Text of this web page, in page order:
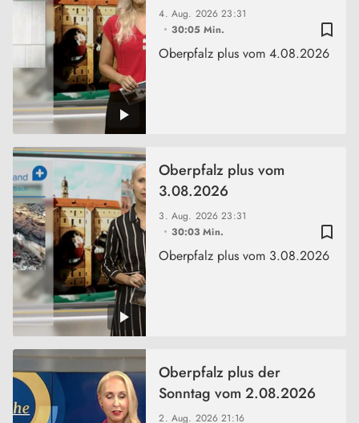
bookmark_border
4. Aug. 202623:31
30:05 Min.
Oberpfalz plus vom 4.08.2026
bookmark_border
3. Aug. 202623:31
30:03 Min.
Oberpfalz plus vom
3.08.2026
Oberpfalz plus vom 3.08.2026
2. Aug. 202621:16
Oberpfalz plus der
Sonntag vom 2.08.2026